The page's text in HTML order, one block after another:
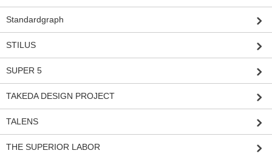
Standardgraph
STILUS
SUPER 5
TAKEDA DESIGN PROJECT
TALENS
THE SUPERIOR LABOR